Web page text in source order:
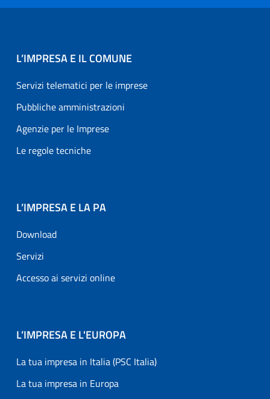
L’IMPRESA E IL COMUNE
Servizi telematici per le imprese
Pubbliche amministrazioni
Agenzie per le Imprese
Le regole tecniche
L’IMPRESA E LA PA
Download
Servizi
Accesso ai servizi online
L’IMPRESA E L'EUROPA
La tua impresa in Italia (PSC Italia)
La tua impresa in Europa